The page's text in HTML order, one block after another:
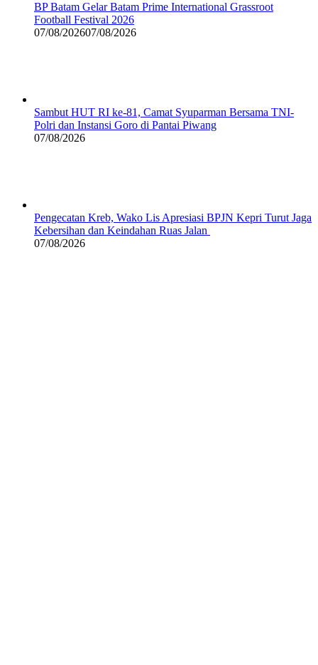
BP Batam Gelar Batam Prime International Grassroot
Football Festival 2026
07/08/202607/08/2026
Sambut HUT RI ke-81, Camat Syuparman Bersama TNI-
Polri dan Instansi Goro di Pantai Piwang
07/08/2026
Pengecatan Kreb, Wako Lis Apresiasi BPJN Kepri Turut Jaga
Kebersihan dan Keindahan Ruas Jalan
07/08/2026